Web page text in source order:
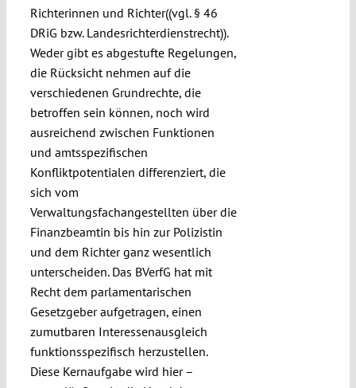
Richterinnen und Richter((vgl. § 46
DRiG bzw. Landesrichterdienstrecht)).
Weder gibt es abgestufte Regelungen,
die Rücksicht nehmen auf die
verschiedenen Grundrechte, die
betroffen sein können, noch wird
ausreichend zwischen Funktionen
und amtsspezifischen
Konfliktpotentialen differenziert, die
sich vom
Verwaltungsfachangestellten über die
Finanzbeamtin bis hin zur Polizistin
und dem Richter ganz wesentlich
unterscheiden. Das BVerfG hat mit
Recht dem parlamentarischen
Gesetzgeber aufgetragen, einen
zumutbaren Interessenausgleich
funktionsspezifisch herzustellen.
Diese Kernaufgabe wird hier –